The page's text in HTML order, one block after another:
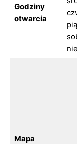
Godziny
otwarcia
Mapa